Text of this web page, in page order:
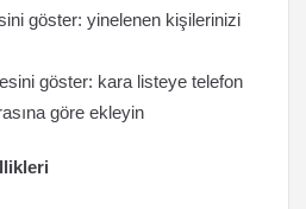
göster: yinelenen kişilerinizi
göster: kara listeye telefon
göre ekleyin